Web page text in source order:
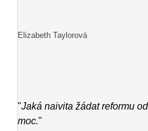
Elizabeth Taylorová
"Jaká naivita žádat reformu
moc."